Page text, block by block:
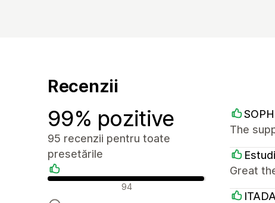
Recenzii
99% pozitive
95 recenzii pentru toate
presetările
Recenzii pozitive94
The
Great